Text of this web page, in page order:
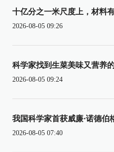
十亿分之一米尺度上，材料
2026-08-05 09:26
科学家找到生菜美味又营养
2026-08-05 09:24
我国科学家首获威廉·诺德伯
2026-08-05 07:40